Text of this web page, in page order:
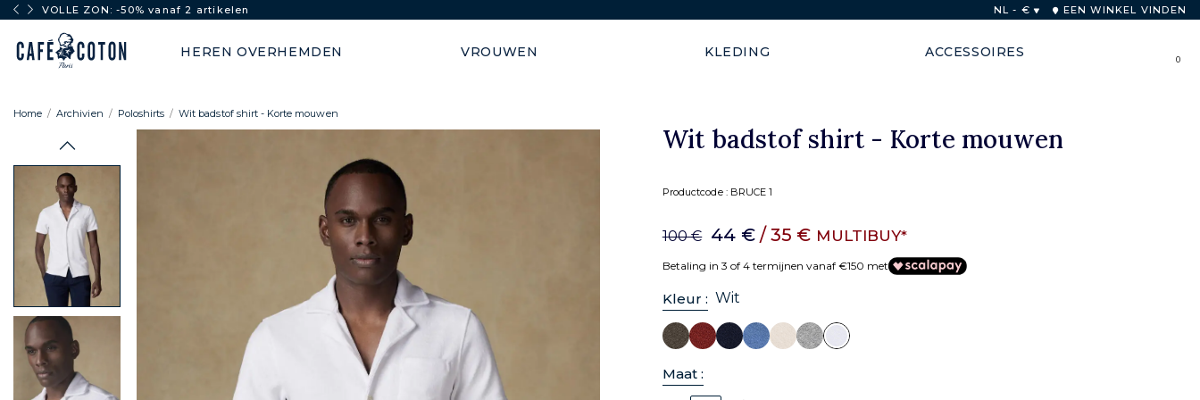
VOLLE ZON: -50% vanaf 2 artikelen NL - € EEN WINKEL VINDEN
HEREN OVERHEMDEN VROUWEN KLEDING ACCESSOIRES 0
Home Archivien Poloshirts Wit badstof shirt - Korte mouwen
Wit badstof shirt - Korte mouwen
Productcode : BRUCE 1
100 € 44 €/ 35 € MULTIBUY*
Betaling in 3 of 4 termijnen vanaf €150 met
Kleur : Wit
Maat :